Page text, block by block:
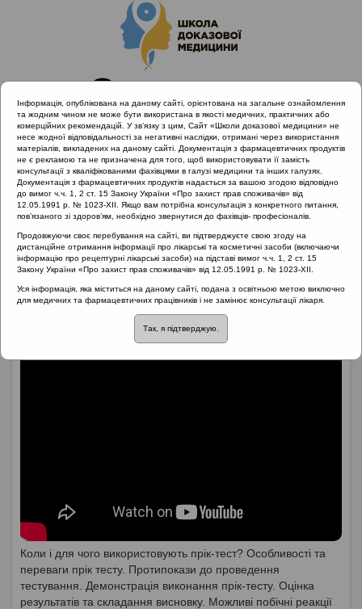
Головна
Матеріали за МКХ-11
04 Порушення імунної системи
Виконання прік-тесту
Виконання прік-тесту
Коли і для чого використовують прік-тест? Особливості та
переваги прік тесту. Протипокази до проведення
тестування. Демонстрація виконання прік-тесту. Оцінка
результатів та складання висновку. Можливі побічні реакції
Інформація, опублікована на даному сайті, орієнтована на загальне ознайомлення
та жодним чином не може бути використана в якості медичних, практичних або
комерційних рекомендацій. У зв’язку з цим, Сайт «Школи доказової медицини» не
несе жодної відповідальності за негативні наслідки, отримані через використання
матеріалів, викладених на даному сайті. Документація з фармацевтичних продуктів
не є рекламою та не призначена для того, щоб використовувати її замість
консультації з кваліфікованими фахівцями в галузі медицини та інших галузях.
Документація з фармацевтичних продуктів надається за вашою згодою відповідно
до вимог ч.ч. 1, 2 ст. 15 Закону України «Про захист прав споживачів» від
12.05.1991 р. № 1023-XII. Якщо вам потрібна консультація з конкретного питання,
пов’язаного зі здоров’ям, необхідно звернутися до фахівців- професіоналів.
Продовжуючи своє перебування на сайті, ви підтверджуєте свою згоду на
дистанційне отримання інформації про лікарські та косметичні засоби (включаючи
інформацію про рецептурні лікарські засоби) на підставі вимог ч.ч. 1, 2 ст. 15
Закону України «Про захист прав споживачів» від 12.05.1991 р. № 1023-XII.
Уся інформація, яка міститься на даному сайті, подана з освітньою метою виключно
для медичних та фармацевтичних працівників і не замінює консультації лікаря.
Так, я підтверджую.